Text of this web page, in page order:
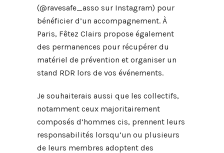
(@ravesafe_asso sur Instagram) pour
bénéficier d’un accompagnement. À
Paris, Fêtez Clairs propose également
des permanences pour récupérer du
matériel de prévention et organiser un
stand RDR lors de vos événements.
Je souhaiterais aussi que les collectifs,
notamment ceux majoritairement
composés d’hommes cis, prennent leurs
responsabilités lorsqu’un ou plusieurs
de leurs membres adoptent des